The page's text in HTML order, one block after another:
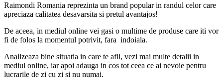
Raimondi Romania reprezinta un brand popular in randul celor care
apreciaza calitatea desavarsita si pretul avantajos!
De aceea, in mediul online vei gasi o multime de produse care iti vor
fi de folos la momentul potrivit, fara indoiala.
Analizeaza bine situatia in care te afli, vezi mai multe detalii in
mediul online, iar apoi adauga in cos tot ceea ce ai nevoie pentru
lucrarile de zi cu zi si nu numai.